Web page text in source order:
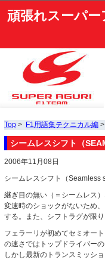
頑張れスーパ
Top > F1用語集テクニカル編
シームレスシフト（
2006年11月08日
シームレスシフト（Seamless
継ぎ目の無い（＝シームレス）
変速時のショックがないため
する。また、シフトラグが限
フェラーリが初めてセミオー
の速さではトップドライバー
しかし最新のトランスミッシ